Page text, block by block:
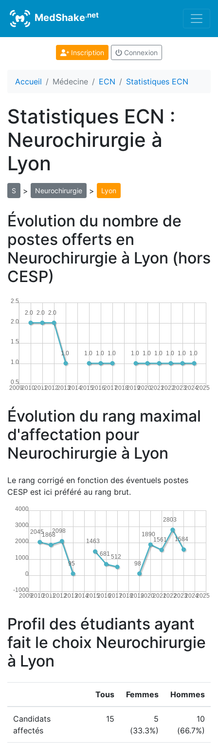
MedShake.net
Inscription Connexion
Accueil Médecine ECN Statistiques ECN
Statistiques ECN :
Neurochirurgie à
Lyon
S > Neurochirurgie > Lyon
Évolution du nombre de
postes offerts en
Neurochirurgie à Lyon (hors
CESP)
20092010201120122013201420152016201720182019202020212022202320242025
0.5
1.0
1.5
2.0
2.5
1.0
1.0
1.0
1.0
1.0
1.0
1.0
1.0
1.0
1.0
2.0
2.0
2.0
Évolution du rang maximal
d'affectation pour
Neurochirurgie à Lyon
Le rang corrigé en fonction des éventuels postes
CESP est ici préféré au rang brut.
20092010201120122013201420152016201720182019202020212022202320242025
-1000
0
1000
2000
3000
4000
1584
2803
1561
1890
98
512
681
1463
95
2098
1868
2045
Profil des étudiants ayant
fait le choix Neurochirurgie
à Lyon
Tous Femmes Hommes
Candidats
affectés
15
5
(33.3%)
10
(66.7%)